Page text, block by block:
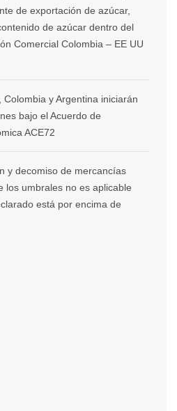
de exportación de azúcar,
de azúcar dentro del
Comercial Colombia – EE UU
y Argentina iniciarán
bajo el Acuerdo de
ACE72
y decomiso de mercancías
los umbrales no es aplicable
está por encima de